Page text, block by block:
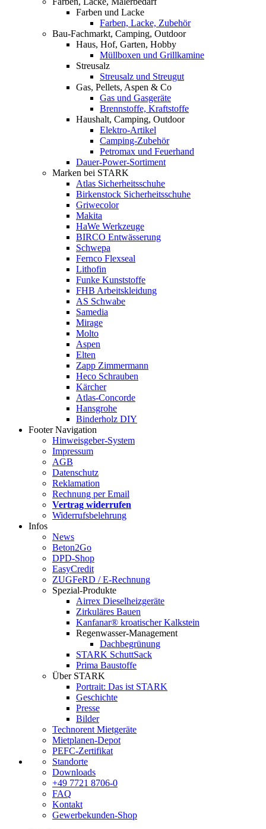
Farben und Lacke
Farben, Lacke, Zubehör
Bau-Fachmarkt, Camping, Outdoor
Haus, Hof, Garten, Hobby
Müllboxen und Grillkamine
Streusalz
Streusalz und Streugut
Gas, Pellets, Aspen & Co
Gas und Gasgeräte
Brennstoffe, Kraftstoffe
Haushalt, Camping, Outdoor
Elektro-Artikel
Camping-Zubehör
Petromax und Feuerhand
Dauer-Power-Sortiment
Marken bei STARK
Atlas Sicherheitsschuhe
Birkenstock Sicherheitsschuhe
Griwecolor
Makita
HaWe Werkzeuge
BIRCO Entwässerung
Schwepa
Fernco Flexseal
Lithofin
Funke Kunststoffe
FHB Arbeitskleidung
AS Schwabe
Samedia
Mirage
Molto
Aspen
Elten
Zapp Zimmermann
Heco Schrauben
Kärcher
Atlas-Concorde
Hansgrohe
Binderholz DIY
Footer Navigation
Hinweisgeber-System
Impressum
AGB
Datenschutz
Reklamation
Rechnung per Email
Vertrag widerrufen
Widerrufsbelehrung
Infos
News
Beton2Go
DPD-Shop
EasyCredit
ZUGFeRD / E-Rechnung
Spezial-Produkte
Airrex Dieselheizgeräte
Zirkuläres Bauen
Kanfanar® kroatischer Kalkstein
Regenwasser-Management
Dachbegrünung
STARK SchuttSack
Prima Baustoffe
Über STARK
Portrait: Das ist STARK
Geschichte
Presse
Bilder
Technorent Mietgeräte
Mietplanen-Depot
PEFC-Zertifikat
Standorte
Downloads
+49 7721 8706-0
FAQ
Kontakt
Gewerbekunden-Shop